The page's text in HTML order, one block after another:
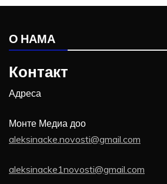
О НАМА
Контакт
Адреса
Монте Медиа доо
aleksinacke.novosti@gmail.com
aleksinacke1novosti@gmail.com